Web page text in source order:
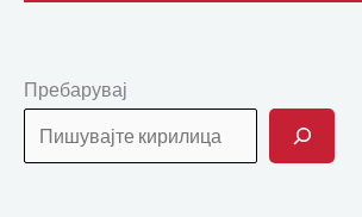
Пребарувај